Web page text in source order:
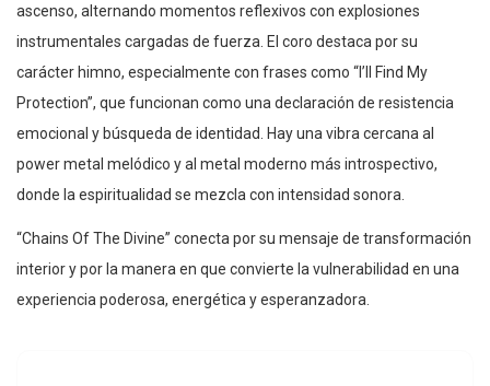
ascenso, alternando momentos reflexivos con explosiones
instrumentales cargadas de fuerza. El coro destaca por su
carácter himno, especialmente con frases como “I’ll Find My
Protection”, que funcionan como una declaración de resistencia
emocional y búsqueda de identidad. Hay una vibra cercana al
power metal melódico y al metal moderno más introspectivo,
donde la espiritualidad se mezcla con intensidad sonora.
“Chains Of The Divine” conecta por su mensaje de transformación
interior y por la manera en que convierte la vulnerabilidad en una
experiencia poderosa, energética y esperanzadora.